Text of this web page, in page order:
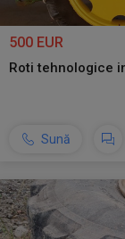
500 EUR
Roti tehnologice
Sună